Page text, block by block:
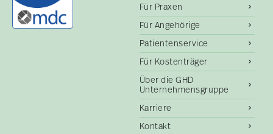
Für Praxen
Für Angehörige
Patientenservice
Für Kostenträger
Über die GHD
Unternehmensgruppe
Karriere
Kontakt